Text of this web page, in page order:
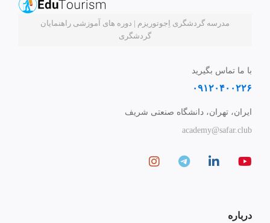
مدرسه گردشگری اِجوتوریزم | دوره های آموزشی راهنمایان
گردشگری
با ما تماس بگیرید
۰۹۱۲۰۴۰۰۲۲۶
ایران، تهران، دانشگاه صنعتی شریف
academy@safar.club
درباره